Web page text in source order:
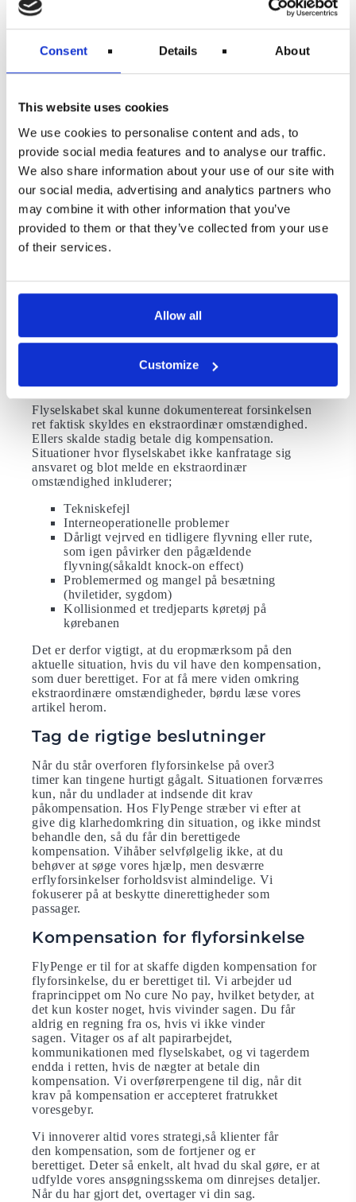
Consent Details About
This website uses cookies
We use cookies to personalise content and ads, to
provide social media features and to analyse our traffic.
We also share information about your use of our site with
our social media, advertising and analytics partners who
may combine it with other information that you’ve
provided to them or that they’ve collected from your use
of their services.
Allow all
Customize
Sagt på en anden måde så kunne flyselskabet ikke
have forudset ellerforhindret forsinkelsen eller
truffet. Når flyselskabet bruger udtrykket
ekstraordinæreomstændigheder, betyder det dermed,
passagererne for flyforsinkelser og aflysninger.
Disse omstændigheder inkluderer blandt
Dårlige vejrforhold
Politisk ustabilitet
Bane-lukninger
Bird Strike
Medicinske nødsituationer
Ulovlig arbejdsnedlægning
ATC-restriktioner
Vær opmærksom på at det er en ufuldstændig liste, og
der kan være andre situationer, der kategoriserer sig
uforudsete tekniske problemer ikke længere betragtes
din flyvning er forsinket i over 3 timer. Du kan i disse
Flyselskabet skal kunne dokumentereat forsinkelsen
ret faktisk skyldes en ekstraordinær omstændighed.
Ellers skalde stadig betale dig kompensation.
Situationer hvor flyselskabet ikke kanfratage sig
ansvaret og blot melde en ekstraordinær
omstændighed inkluderer;
Tekniskefejl
Interneoperationelle problemer
Dårligt vejrved en tidligere flyvning eller rute,
som igen påvirker den pågældende
flyvning(såkaldt knock-on effect)
Problemermed og mangel på besætning
(hviletider, sygdom)
Kollisionmed et tredjeparts køretøj på
kørebanen
Det er derfor vigtigt, at du eropmærksom på den
aktuelle situation, hvis du vil have den kompensation,
som duer berettiget. For at få mere viden omkring
ekstraordinære omstændigheder, børdu læse vores
artikel herom.
Tag de rigtige beslutninger
Når du står overforen flyforsinkelse på over3
timer kan tingene hurtigt gågalt. Situationen forværres
kun, når du undlader at indsende dit krav
påkompensation. Hos FlyPenge stræber vi efter at
give dig klarhedomkring din situation, og ikke mindst
behandle den, så du får din berettigede
kompensation. Vihåber selvfølgelig ikke, at du
behøver at søge vores hjælp, men desværre
erflyforsinkelser forholdsvist almindelige. Vi
fokuserer på at beskytte dinerettigheder som
passager.
Kompensation for flyforsinkelse
FlyPenge er til for at skaffe digden kompensation for
flyforsinkelse, du er berettiget til. Vi arbejder ud
fraprincippet om No cure No pay, hvilket betyder, at
det kun koster noget, hvis vivinder sagen. Du får
aldrig en regning fra os, hvis vi ikke vinder
sagen. Vitager os af alt papirarbejdet,
kommunikationen med flyselskabet, og vi tagerdem
endda i retten, hvis de nægter at betale din
kompensation. Vi overførerpengene til dig, når dit
krav på kompensation er accepteret fratrukket
voresgebyr.
Vi innoverer altid vores strategi,så klienter får
den kompensation, som de fortjener og er
berettiget. Deter så enkelt, alt hvad du skal gøre, er at
udfylde vores ansøgningsskema om dinrejses detaljer.
Når du har gjort det, overtager vi din sag.